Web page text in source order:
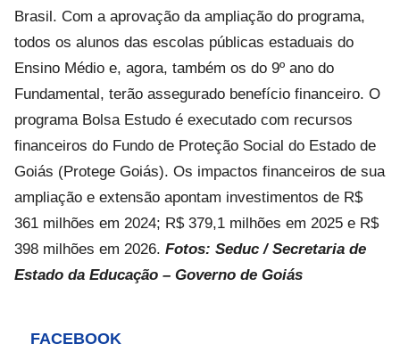
Brasil. Com a aprovação da ampliação do programa,
todos os alunos das escolas públicas estaduais do
Ensino Médio e, agora, também os do 9º ano do
Fundamental, terão assegurado benefício financeiro. O
programa Bolsa Estudo é executado com recursos
financeiros do Fundo de Proteção Social do Estado de
Goiás (Protege Goiás). Os impactos financeiros de sua
ampliação e extensão apontam investimentos de R$
361 milhões em 2024; R$ 379,1 milhões em 2025 e R$
398 milhões em 2026. Fotos: Seduc / Secretaria de
Estado da Educação – Governo de Goiás
FACEBOOK